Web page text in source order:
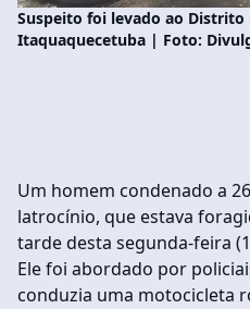
Suspeito foi levado ao Distrito
Itaquaquecetuba | Foto:
Um homem condenado a
latrocínio, que estava
tarde desta segunda-feira
Ele foi abordado por
conduzia uma motocicleta